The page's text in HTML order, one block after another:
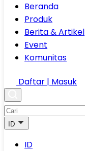
Beranda
Produk
Berita & Artikel
Event
Komunitas
Daftar | Masuk
ID
ID